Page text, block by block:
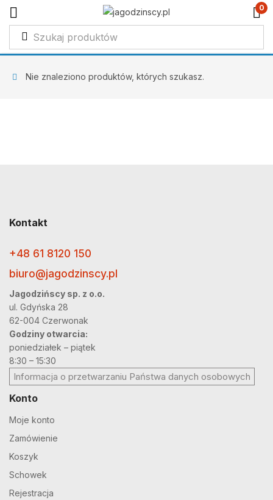
0
Nie znaleziono produktów, których szukasz.
Kontakt
+48 61 8120 150
biuro@jagodzinscy.pl
Jagodzińscy sp. z o.o.
ul. Gdyńska 28
62-004 Czerwonak
Godziny otwarcia:
poniedziałek – piątek
8:30 – 15:30
Informacja o przetwarzaniu Państwa danych osobowych
Konto
Moje konto
Zamówienie
Koszyk
Schowek
Rejestracja